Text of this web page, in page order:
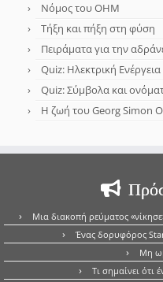
Νόμος του OHM
Τήξη και πήξη στη φύση
Πειράματα για την
Quiz: Ηλεκτρική Ενέργεια
Quiz: Σύμβολα και
Η ζωή του Georg Simon
Μια διακοπή ρεύματος
Ένας δορυφόρος
Μη
Τι σημαίνει ότι